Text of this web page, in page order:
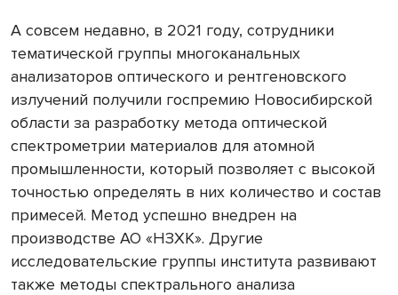
А совсем недавно, в 2021 году, сотрудники
тематической группы многоканальных
анализаторов оптического и рентгеновского
излучений получили госпремию Новосибирской
области за разработку метода оптической
спектрометрии материалов для атомной
промышленности, который позволяет с высокой
точностью определять в них количество и состав
примесей. Метод успешно внедрен на
производстве АО «НЗХК». Другие
исследовательские группы института развивают
также методы спектрального анализа